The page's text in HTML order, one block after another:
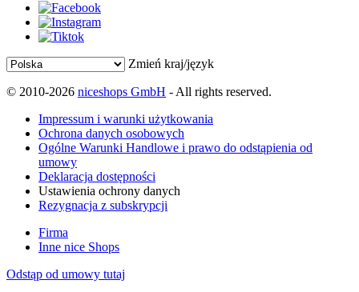
Zmień kraj/język
© 2010-2026 niceshops GmbH - All rights reserved.
Impressum i warunki użytkowania
Ochrona danych osobowych
Ogólne Warunki Handlowe i prawo do odstąpienia od
umowy
Deklaracja dostępności
Ustawienia ochrony danych
Rezygnacja z subskrypcji
Firma
Inne nice Shops
Odstąp od umowy tutaj